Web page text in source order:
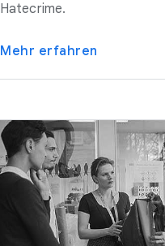
Hatecrime.
Mehr erfahren